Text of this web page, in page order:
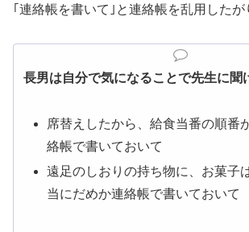
｢連絡帳を書いて｣と連絡帳を乱用したが
長男は自分で気になることで先生に聞
席替えしたから、給食当番の順番
絡帳で書いておいて
遠足のしおりの持ち物に、お菓子
当にだめか連絡帳で書いておいて